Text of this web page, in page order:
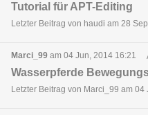
Tutorial für APT-Editing
Letzter Beitrag von haudi am 28
Marci_99 am 04 Jun, 2014 16:21
Wasserpferde
Letzter Beitrag von Marci_99 am 04